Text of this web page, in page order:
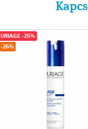
URIAGE -25%
-26%